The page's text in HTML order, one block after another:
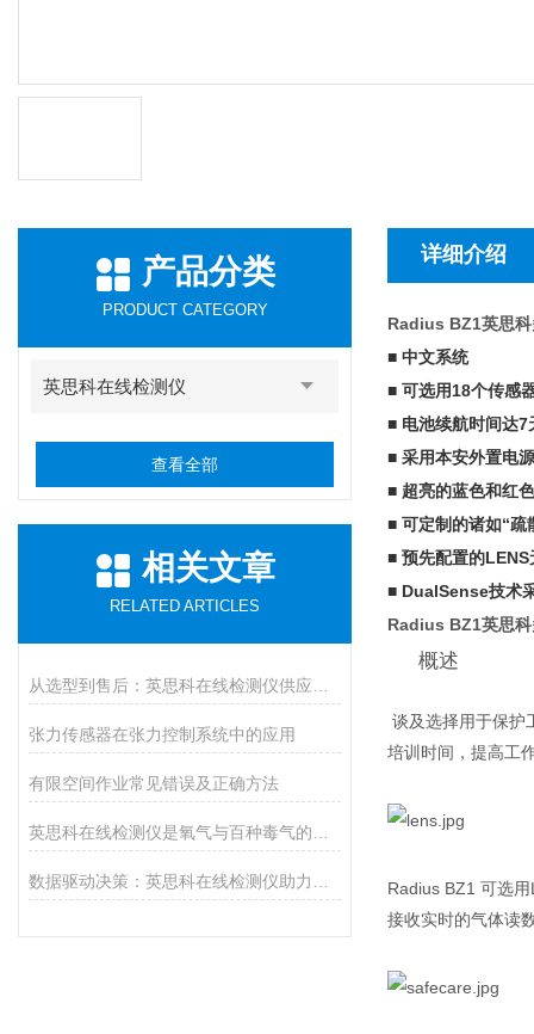
产品分类
PRODUCT CATEGORY
英思科在线检测仪
查看全部
相关文章
RELATED ARTICLES
张力传感器在张力控制系统中的应用
有限空间作业常见错误及正确方法
详细介绍
Radius BZ1英思
■ 中文系统
■ 可选用18个传感
■ 电池续航时间达7
■ 采用本安外置电
■ 超亮的蓝色和红
■ 可定制的诸如“
■ 预先配置的
■ DualSense技术
Radius BZ1英思
概述
谈及选择用于保护
培训时间，提高工
Radius BZ1 可选
接收实时的气体读